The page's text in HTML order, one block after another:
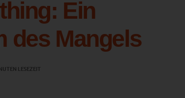
Ein
des Mangels
LESEZEIT